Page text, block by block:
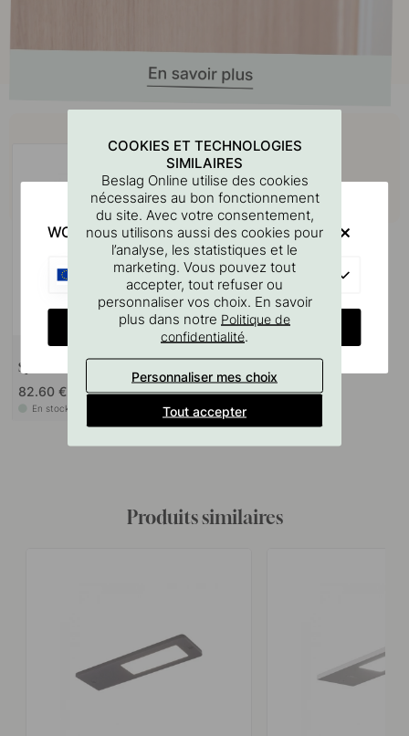
Spot LED Vega - Noir Mat
82.60 €
En stock
Produits similaires
COOKIES ET TECHNOLOGIES
SIMILAIRES
Beslag Online utilise des cookies
nécessaires au bon fonctionnement
du site. Avec votre consentement,
nous utilisons aussi des cookies pour
l’analyse, les statistiques et le
marketing. Vous pouvez tout
accepter, tout refuser ou
personnaliser vos choix. En savoir
plus dans notre Politique de
confidentialité.
Personnaliser mes choix
Tout accepter
WOULD YOU RATHER VISIT?
CHANGE COUNTRY